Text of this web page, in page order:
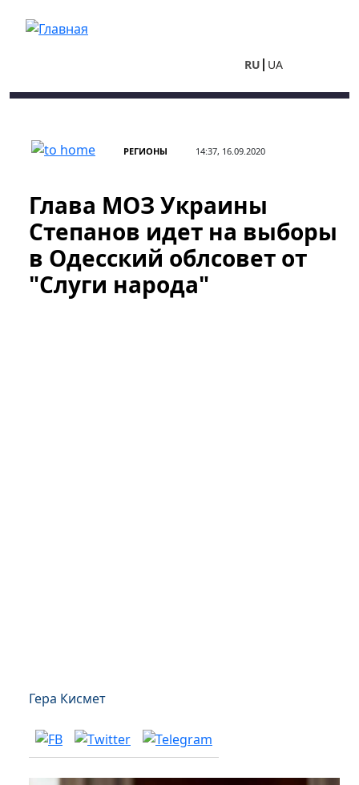
RU UA
РЕГИОНЫ 14:37, 16.09.2020
Глава МОЗ Украины
Степанов идет на выборы
в Одесский облсовет от
"Слуги народа"
Гера Кисмет